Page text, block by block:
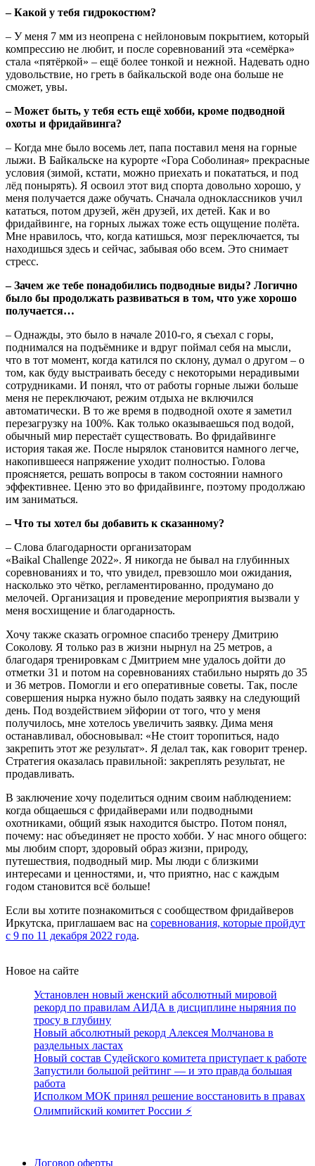
– Какой у тебя гидрокостюм?
– У меня 7 мм из неопрена с нейлоновым покрытием, который
компрессию не любит, и после соревнований эта «семёрка»
стала «пятёркой» – ещё более тонкой и нежной. Надевать одно
удовольствие, но греть в байкальской воде она больше не
сможет, увы.
– Может быть, у тебя есть ещё хобби, кроме подводной
охоты и фридайвинга?
– Когда мне было восемь лет, папа поставил меня на горные
лыжи. В Байкальске на курорте «Гора Соболиная» прекрасные
условия (зимой, кстати, можно приехать и покататься, и под
лёд понырять). Я освоил этот вид спорта довольно хорошо, у
меня получается даже обучать. Сначала одноклассников учил
кататься, потом друзей, жён друзей, их детей. Как и во
фридайвинге, на горных лыжах тоже есть ощущение полёта.
Мне нравилось, что, когда катишься, мозг переключается, ты
находишься здесь и сейчас, забывая обо всем. Это снимает
стресс.
– Зачем же тебе понадобились подводные виды? Логично
было бы продолжать развиваться в том, что уже хорошо
получается…
– Однажды, это было в начале 2010-го, я съехал с горы,
поднимался на подъёмнике и вдруг поймал себя на мысли,
что в тот момент, когда катился по склону, думал о другом – о
том, как буду выстраивать беседу с некоторыми нерадивыми
сотрудниками. И понял, что от работы горные лыжи больше
меня не переключают, режим отдыха не включился
автоматически. В то же время в подводной охоте я заметил
перезагрузку на 100%. Как только оказываешься под водой,
обычный мир перестаёт существовать. Во фридайвинге
история такая же. После нырялок становится намного легче,
накопившееся напряжение уходит полностью. Голова
проясняется, решать вопросы в таком состоянии намного
эффективнее. Ценю это во фридайвинге, поэтому продолжаю
им заниматься.
– Что ты хотел бы добавить к сказанному?
– Слова благодарности организаторам
«Baikal Challenge 2022». Я никогда не бывал на глубинных
соревнованиях и то, что увидел, превзошло мои ожидания,
насколько это чётко, регламентированно, продумано до
мелочей. Организация и проведение мероприятия вызвали у
меня восхищение и благодарность.
Хочу также сказать огромное спасибо тренеру Дмитрию
Соколову. Я только раз в жизни нырнул на 25 метров, а
благодаря тренировкам с Дмитрием мне удалось дойти до
отметки 31 и потом на соревнованиях стабильно нырять до 35
и 36 метров. Помогли и его оперативные советы. Так, после
совершения нырка нужно было подать заявку на следующий
день. Под воздействием эйфории от того, что у меня
получилось, мне хотелось увеличить заявку. Дима меня
останавливал, обосновывал: «Не стоит торопиться, надо
закрепить этот же результат». Я делал так, как говорит тренер.
Стратегия оказалась правильной: закреплять результат, не
продавливать.
В заключение хочу поделиться одним своим наблюдением:
когда общаешься с фридайверами или подводными
охотниками, общий язык находится быстро. Потом понял,
почему: нас объединяет не просто хобби. У нас много общего:
мы любим спорт, здоровый образ жизни, природу,
путешествия, подводный мир. Мы люди с близкими
интересами и ценностями, и, что приятно, нас с каждым
годом становится всё больше!
Если вы хотите познакомиться с сообществом фридайверов
Иркутска, приглашаем вас на соревнования, которые пройдут
с 9 по 11 декабря 2022 года.
Новое на сайте
Установлен новый женский абсолютный мировой
рекорд по правилам АИДА в дисциплине ныряния по
тросу в глубину
Новый абсолютный рекорд Алексея Молчанова в
раздельных ластах
Новый состав Судейского комитета приступает к работе
Запустили большой рейтинг — и это правда большая
работа
Исполком МОК принял решение восстановить в правах
Олимпийский комитет России ⚡️
Договор оферты